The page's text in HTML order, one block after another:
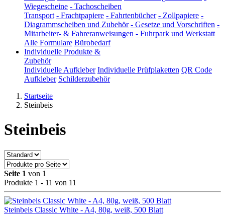
Wiegescheine - Tachoscheiben
Transport - Frachtpapiere - Fahrtenbücher - Zollpapiere -
Diagrammscheiben und Zubehör - Gesetze und Vorschriften -
Mitarbeiter- & Fahreranweisungen - Fuhrpark und Werkstatt
Alle Formulare Bürobedarf
Individuelle Produkte &
Zubehör
Individuelle Aufkleber Individuelle Prüfplaketten QR Code
Aufkleber Schilderzubehör
Startseite
Steinbeis
Steinbeis
Seite 1 von 1
Produkte 1 - 11 von 11
Steinbeis Classic White - A4, 80g, weiß, 500 Blatt